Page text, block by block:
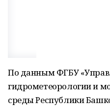
По данным ФГБУ
гидрометеорологии и
среды Республики